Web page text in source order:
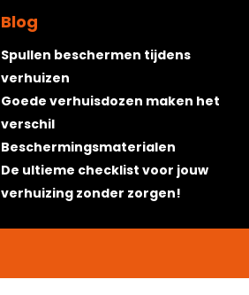
Blog
Spullen beschermen tijdens
verhuizen
Goede verhuisdozen maken het
verschil
Beschermingsmaterialen
De ultieme checklist voor jouw
verhuizing zonder zorgen!